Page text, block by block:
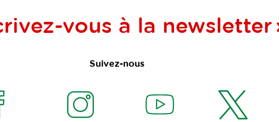
vous à la newsletter
Suivez-nous